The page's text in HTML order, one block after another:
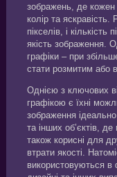
зображень, де кожен
колір та
пікселів, і кількість
якість зображення.
графіки – при
стати розмитим або
Однією з ключових
графікою є їхні
зображення
та інших об’єктів,
також корисні для
втрати якості.
використовуються в